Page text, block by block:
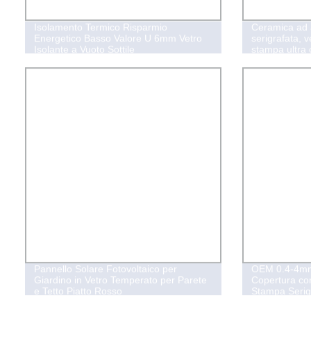
Isolamento Termico Risparmio
Energetico Basso Valore U 6mm Vetro
Isolante a Vuoto Sottile
Ceramica
serigrafata,
stampa ultra
Pannello Solare Fotovoltaico per
Giardino in Vetro Temperato per Parete
e Tetto Piatto Rosso
OEM 0.4-
Copertura
Stampa